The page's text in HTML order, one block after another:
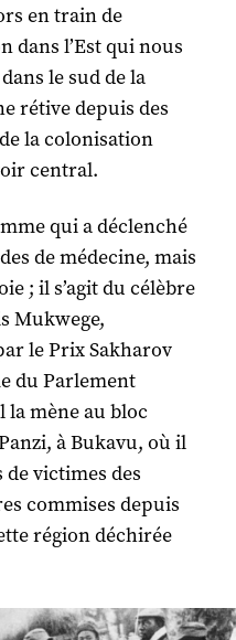
en train de
dans l’Est qui nous
le sud de la
rétive depuis des
la colonisation
central.
qui a déclenché
de médecine, mais
; il s’agit du célèbre
Mukwege,
le Prix Sakharov
du Parlement
mène au bloc
à Bukavu, où il
victimes des
commises depuis
région déchirée